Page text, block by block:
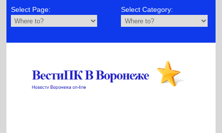
Select Page: Select Category: